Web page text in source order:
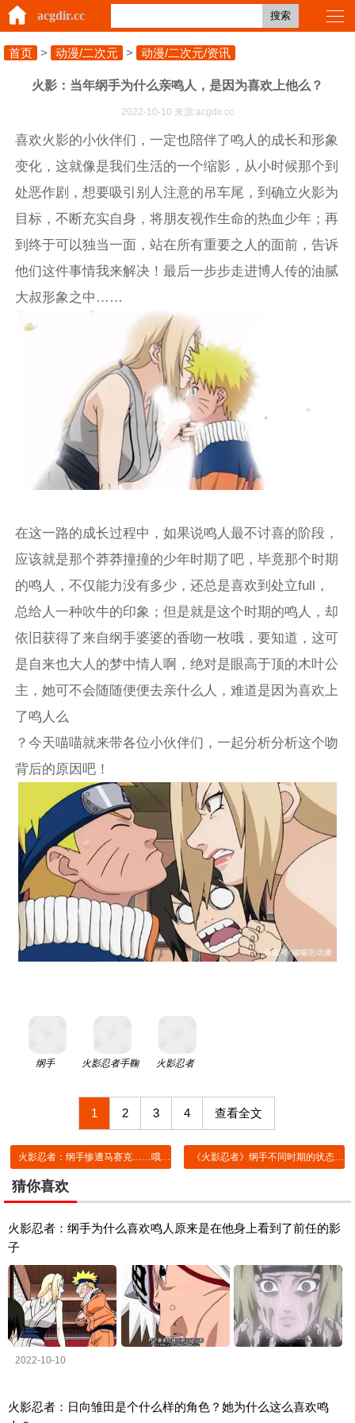
acgdir.cc 搜索
首页 > 动漫/二次元 > 动漫/二次元/资讯
火影：当年纲手为什么亲鸣人，是因为喜欢上他么？
2022-10-10 来源:acgdir.cc
喜欢火影的小伙伴们，一定也陪伴了鸣人的成长和形象
变化，这就像是我们生活的一个缩影，从小时候那个到
处恶作剧，想要吸引别人注意的吊车尾，到确立火影为
目标，不断充实自身，将朋友视作生命的热血少年；再
到终于可以独当一面，站在所有重要之人的面前，告诉
他们这件事情我来解决！最后一步步走进博人传的油腻
大叔形象之中……
在这一路的成长过程中，如果说鸣人最不讨喜的阶段，
应该就是那个莽莽撞撞的少年时期了吧，毕竟那个时期
的鸣人，不仅能力没有多少，还总是喜欢到处立full，
总给人一种吹牛的印象；但是就是这个时期的鸣人，却
依旧获得了来自纲手婆婆的香吻一枚哦，要知道，这可
是自来也大人的梦中情人啊，绝对是眼高于顶的木叶公
主，她可不会随随便便去亲什么人，难道是因为喜欢上
了鸣人么
？今天喵喵就来带各位小伙伴们，一起分析分析这个吻
背后的原因吧！
纲手 火影忍者手鞠 火影忍者
1 2 3 4 查看全文
猜你喜欢
火影忍者：纲手为什么喜欢鸣人原来是在他身上看到了前任的影
子
2022-10-10
火影忍者：日向雏田是个什么样的角色？她为什么这么喜欢鸣